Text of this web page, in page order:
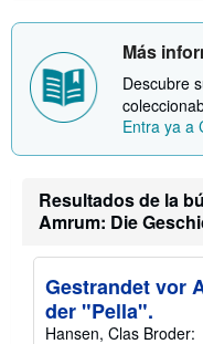
Más
Descubre
Entra ya a
Resultados de la
Amrum: Die
Gestrandet vor
der "Pella".
Hansen, Clas Broder: